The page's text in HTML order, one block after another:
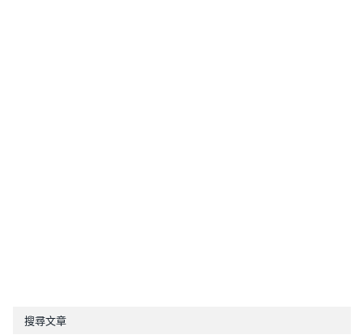
搜尋文章